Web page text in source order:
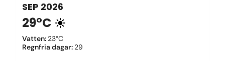
SEP 2026
29°C
Vatten: 23°C
Regnfria dagar: 29